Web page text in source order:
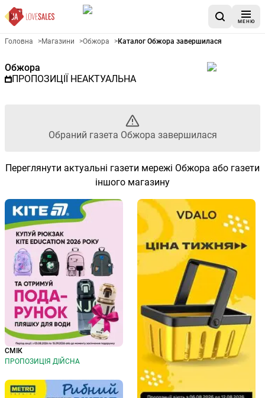
МЕНЮ
Рекламна газета Обжора -
Головна >Магазини >Обжора >Каталог Обжора завершилася
Обжора
ПРОПОЗИЦІЇ НЕАКТУАЛЬНА
Обраний газета Обжора завершилася
Переглянути актуальні газети мережі Обжора або газети
іншого магазину
СМІК
ПРОПОЗИЦІЯ ДІЙСНА